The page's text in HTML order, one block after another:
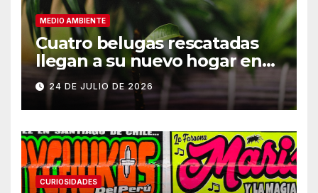
MEDIO AMBIENTE
Cuatro belugas rescatadas
llegan a su nuevo hogar en
Chicago
24 DE JULIO DE 2026
CURIOSIDADES